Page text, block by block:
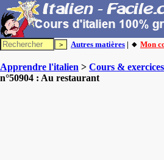
Autres matières | 🔸 Mon
Apprendre l'italien > Cours &
n°50904 : Au restaurant